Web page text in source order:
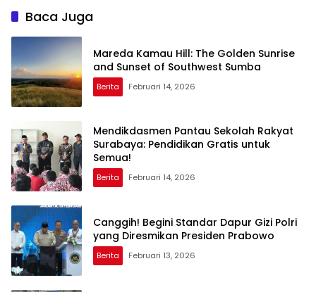
Baca Juga
Mareda Kamau Hill: The Golden Sunrise
and Sunset of Southwest Sumba
Berita Februari 14, 2026
Mendikdasmen Pantau Sekolah Rakyat
Surabaya: Pendidikan Gratis untuk
Semua!
Berita Februari 14, 2026
Canggih! Begini Standar Dapur Gizi Polri
yang Diresmikan Presiden Prabowo
Berita Februari 13, 2026